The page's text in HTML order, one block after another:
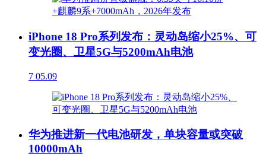
iPhone 18 Pro系列发布：灵动岛缩小25%、可
变光圈、卫星5G与5200mAh电池
7 05.09
华为推进新一代电池研发，单块容量或突破
10000mAh